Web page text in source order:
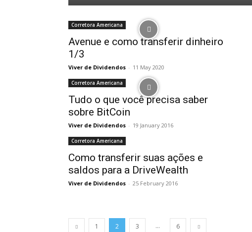
Corretora Americana
Avenue e como transferir dinheiro
1/3
Viver de Dividendos - 11 May 2020
Corretora Americana
Tudo o que você precisa saber
sobre BitCoin
Viver de Dividendos - 19 January 2016
Corretora Americana
Como transferir suas ações e
saldos para a DriveWealth
Viver de Dividendos - 25 February 2016
1 2 3 ... 6